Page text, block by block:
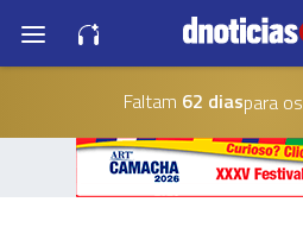
Faltam 62 diaspara os